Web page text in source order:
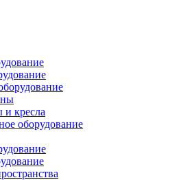
кресла
оборудование